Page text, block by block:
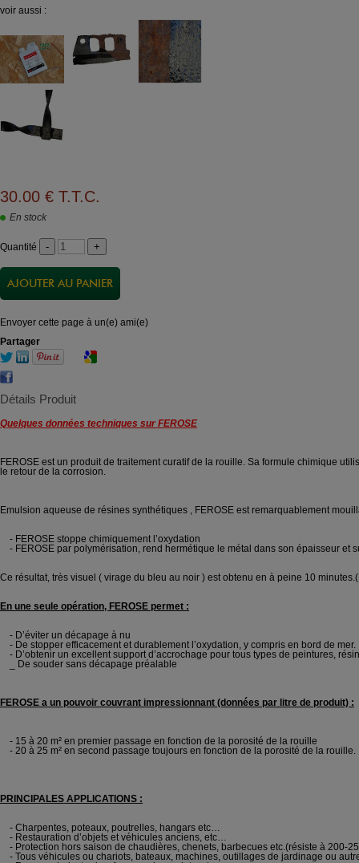
voir aussi :
30.00 € T.T.C.
En stock
Quantité
Envoyer cette page à un(e) ami(e)
Partager
Détails Produit
Quelques données techniques sur FEROSE
FEROSE est un produit de traitement curatif de la rouille. Sa formule chimique
le retour de la corrosion.
Emulsion aqueuse de résines synthétiques , FEROSE est remarquablement
- FEROSE stoppe chimiquement l’oxydation
- FEROSE par polymérisation, rend hermétique le métal dans son épaisseur et
Ce résultat, très visuel ( virage du bleu au noir ) est obtenu en à peine 10
En une seule opération, FEROSE permet :
- D’éviter un décapage à nu
- De stopper efficacement et durablement l’oxydation, y compris en bord de mer.
- D’obtenir un excellent support d’accrochage pour tous types de peintures,
_ De souder sans décapage préalable
FEROSE a un pouvoir couvrant impressionnant (données par litre de produit) :
- 15 à 20 m² en premier passage en fonction de la porosité de la rouille
- 20 à 25 m² en second passage toujours en fonction de la porosité de la rouille.
PRINCIPALES APPLICATIONS :
- Charpentes, poteaux, poutrelles, hangars etc…
- Restauration d’objets et véhicules anciens, etc…
- Protection hors saison de chaudières, chenets, barbecues etc.(résiste à 200-
- Tous véhicules ou chariots, bateaux, machines, outillages de jardinage ou